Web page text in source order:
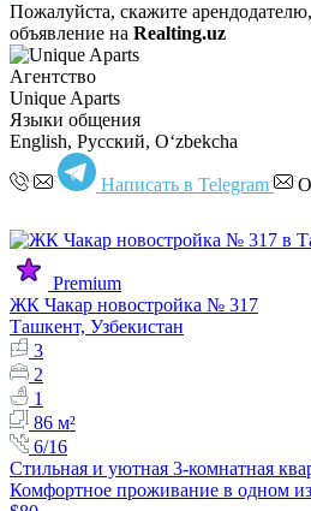
Пожалуйста, скажите
объявление на Realting.uz
Агентство
Unique Aparts
Языки общения
English, Русский, Oʻzbekcha
Написать в Telegram
Premium
ЖК Чакар новостройка № 317
Ташкент, Узбекистан
3
2
1
86 м²
6/16
Стильная и уютная 3-комнатная
Комфортное проживание в одном